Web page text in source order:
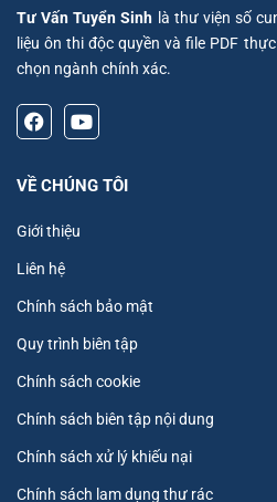
Tư Vấn Tuyển Sinh là thư viện số
liệu ôn thi độc quyền và file PDF
chọn ngành chính xác.
VỀ CHÚNG TÔI
Giới thiệu
Liên hệ
Chính sách bảo mật
Quy trình biên tập
Chính sách cookie
Chính sách biên tập nội dung
Chính sách xử lý khiếu nại
Chính sách lam dụng thư rác